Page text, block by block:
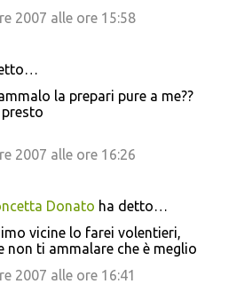
2007 alle ore 15:58
la prepari pure a me??
2007 alle ore 16:26
Donato ha detto…
vicine lo farei volentieri,
non ti ammalare che è meglio
2007 alle ore 16:41